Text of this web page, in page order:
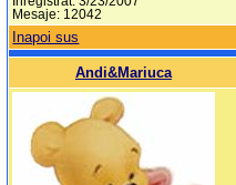
Mesaje: 12042
Inapoi sus
Andi&Mariuca